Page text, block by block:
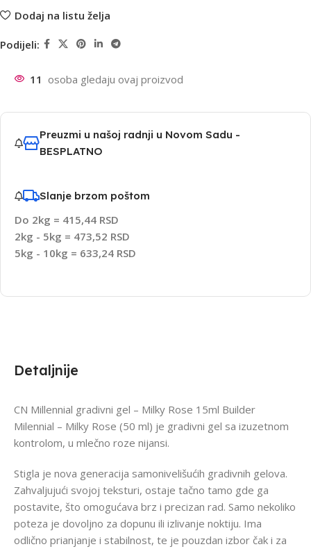
Dodaj na listu želja
Podijeli:
11 osoba gledaju ovaj proizvod
Preuzmi u našoj radnji u Novom Sadu -
BESPLATNO
Slanje brzom poštom
Do 2kg = 415,44 RSD
2kg - 5kg = 473,52 RSD
5kg - 10kg = 633,24 RSD
Detaljnije
CN Millennial gradivni gel – Milky Rose 15ml Builder
Milennial – Milky Rose (50 ml) je gradivni gel sa izuzetnom
kontrolom, u mlečno roze nijansi.
Stigla je nova generacija samonivelišućih gradivnih gelova.
Zahvaljujući svojoj teksturi, ostaje tačno tamo gde ga
postavite, što omogućava brz i precizan rad. Samo nekoliko
poteza je dovoljno za dopunu ili izlivanje noktiju. Ima
odlično prianjanje i stabilnost, te je pouzdan izbor čak i za